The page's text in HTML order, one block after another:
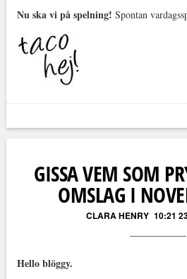
Nu ska vi på spelning! Spontan
GISSA VEM SOM
OMSLAG I
CLARA HENRY 10:21
Hello blöggy.